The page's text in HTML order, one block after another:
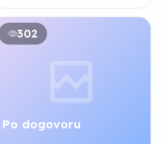
302
Po dogovoru